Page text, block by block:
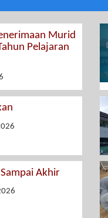
Murid
Pelajaran
Akhir